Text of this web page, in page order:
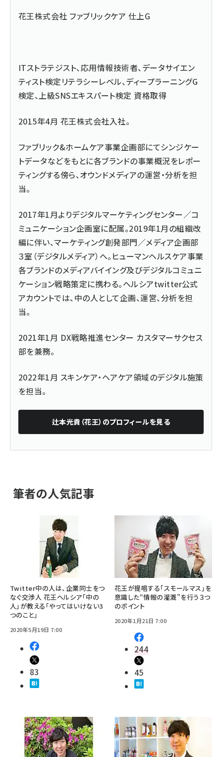
花王株式会社 ファブリックケア 仕上G
ITストラテジスト、応用情報技術者、データサイエン
ティスト検定リテラシーレベル、ディープラーニングG
検定、上級SNSエキスパート検定 資格取得
2015年4月 花王株式会社入社。
ファブリック&ホームケア事業企画部にてシンジケー
トデータなどをもとに各ブランドの事業概況をレポー
ティングする傍ら、オウンドメディアの運営・分析を担
当。
2017年1月よりデジタルマーケティングセンター／コ
ミュニケーション企画室に配属。2019年1月の組織改
編に伴い、マーケティング創発部門／メディア企画部
３室（デジタルメディア）へ。ヒューマンヘルスケア事業
各ブランドのメディアバイイング及びデジタルコミュニ
ケーション戦略策定に携わる。ヘルシアtwitter公式
アカウントでは、中の人として企画、運営、分析を担
当。
2021年1月 DX戦略推進センター カスタマーサクセス
部を兼務。
2022年1月 スキンケア・ヘアケア領域のデジタル施策
を担当。
辻本光貴（花王） のプロフィールを見る
筆者の人気記事
Twitter中の人は、企業同士をつ
なぐ交渉人 花王ヘルシア「中の
人」が教える「やってはいけない3
つのこと」
2020年5月19日 7:00
83
花王が提唱する「スモールマス」を
意識した“情報の灌漑”を行う３つ
のポイント
2020年1月21日 7:00
244
45